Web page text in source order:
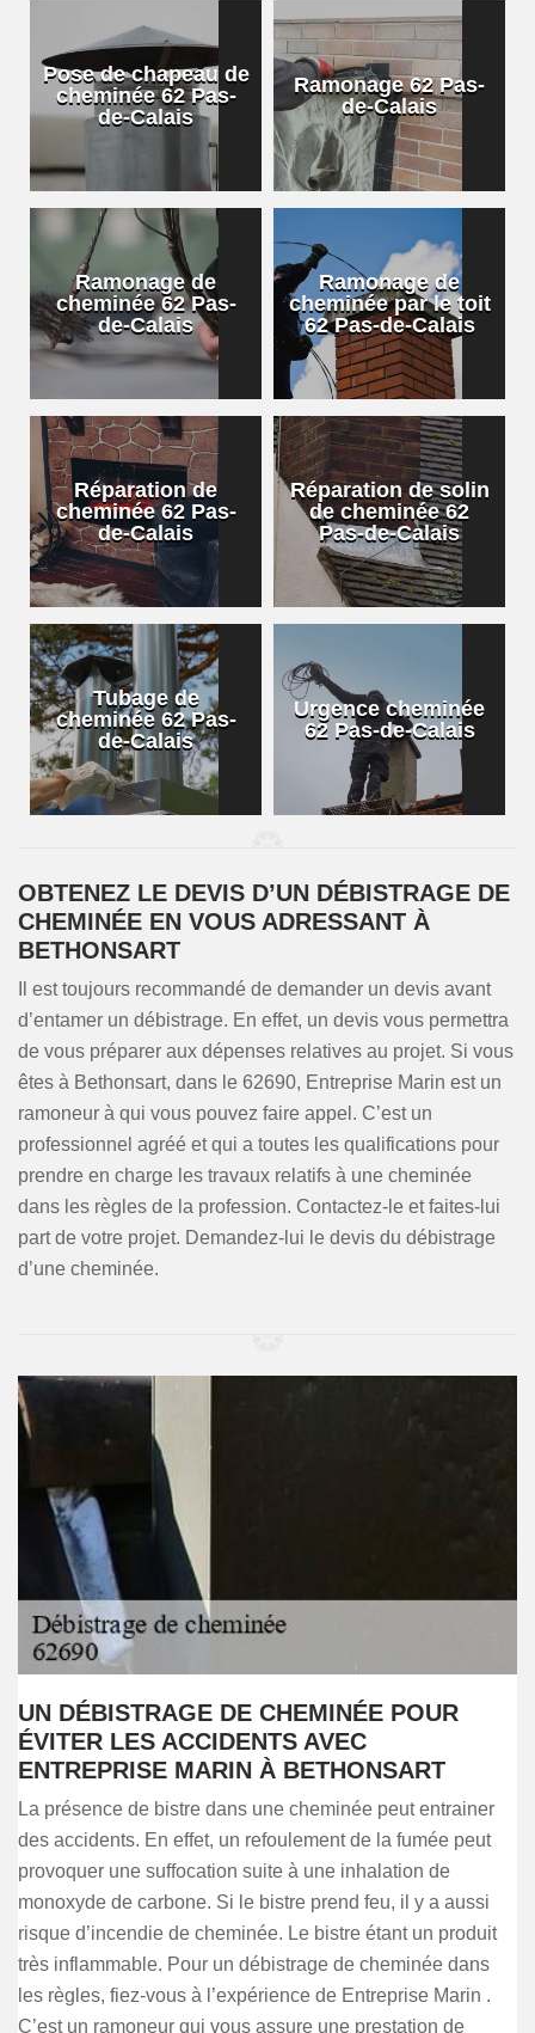
Pose de chapeau de
cheminée 62 Pas-
de-Calais
Ramonage 62 Pas-
de-Calais
Ramonage de
cheminée 62 Pas-
de-Calais
Ramonage de
cheminée par le toit
62 Pas-de-Calais
Réparation de
cheminée 62 Pas-
de-Calais
Réparation de solin
de cheminée 62
Pas-de-Calais
Tubage de
cheminée 62 Pas-
de-Calais
Urgence cheminée
62 Pas-de-Calais
OBTENEZ LE DEVIS D’UN DÉBISTRAGE DE
CHEMINÉE EN VOUS ADRESSANT À
BETHONSART
Il est toujours recommandé de demander un devis avant
d’entamer un débistrage. En effet, un devis vous permettra
de vous préparer aux dépenses relatives au projet. Si vous
êtes à Bethonsart, dans le 62690, Entreprise Marin est un
ramoneur à qui vous pouvez faire appel. C’est un
professionnel agréé et qui a toutes les qualifications pour
prendre en charge les travaux relatifs à une cheminée
dans les règles de la profession. Contactez-le et faites-lui
part de votre projet. Demandez-lui le devis du débistrage
d’une cheminée.
UN DÉBISTRAGE DE CHEMINÉE POUR
ÉVITER LES ACCIDENTS AVEC
ENTREPRISE MARIN À BETHONSART
La présence de bistre dans une cheminée peut entrainer
des accidents. En effet, un refoulement de la fumée peut
provoquer une suffocation suite à une inhalation de
monoxyde de carbone. Si le bistre prend feu, il y a aussi
risque d’incendie de cheminée. Le bistre étant un produit
très inflammable. Pour un débistrage de cheminée dans
les règles, fiez-vous à l’expérience de Entreprise Marin .
C’est un ramoneur qui vous assure une prestation de